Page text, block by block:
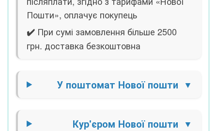
Пошти», оплачує покупець
✔️ При сумі замовлення більше 2500
грн. доставка безкоштовна
У поштомат Нової пошти
Кур'єром Нової пошти